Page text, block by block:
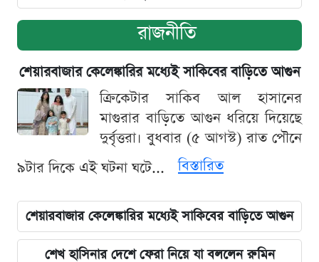
রাজনীতি
শেয়ারবাজার কেলেঙ্কারির মধ্যেই সাকিবের বাড়িতে আগুন
ক্রিকেটার সাকিব আল হাসানের
মাগুরার বাড়িতে আগুন ধরিয়ে দিয়েছে
দুর্বৃত্তরা। বুধবার (৫ আগস্ট) রাত পৌনে
৯টার দিকে এই ঘটনা ঘটে...
বিস্তারিত
শেয়ারবাজার কেলেঙ্কারির মধ্যেই সাকিবের বাড়িতে আগুন
শেখ হাসিনার দেশে ফেরা নিয়ে যা বললেন রুমিন